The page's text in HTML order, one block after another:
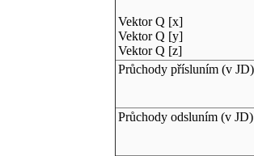
Vektor Q [x]
Vektor Q [y]
Vektor Q [z]
Průchody přísluním (v JD)
Průchody odsluním (v JD)